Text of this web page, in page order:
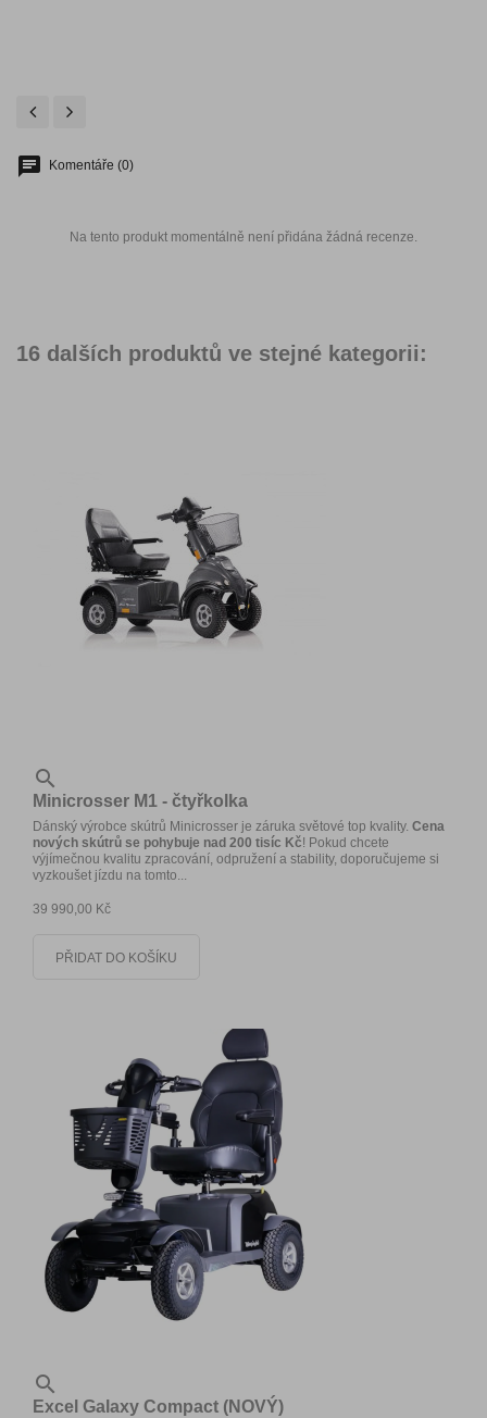
Komentáře (0)
Na tento produkt momentálně není přidána žádná recenze.
16 dalších produktů ve stejné kategorii:

Minicrosser M1 - čtyřkolka
Dánský výrobce skútrů Minicrosser je záruka světové top kvality. Cena
nových skútrů se pohybuje nad 200 tisíc Kč! Pokud chcete
výjímečnou kvalitu zpracování, odpružení a stability, doporučujeme si
vyzkoušet jízdu na tomto...
39 990,00 Kč
PŘIDAT DO KOŠÍKU

Excel Galaxy Compact (NOVÝ)